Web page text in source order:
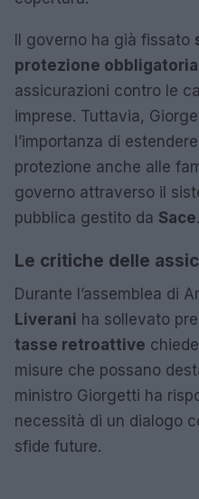
Il governo ha già fissato
protezione obbligatoria
assicurazioni contro le
imprese. Tuttavia,
l’importanza di
protezione anche alle
governo attraverso il
pubblica gestito da Sace.
Le critiche delle
Durante l’assemblea di
Liverani ha sollevato
tasse retroattive
misure che possano
ministro Giorgetti ha
necessità di un dialogo
sfide future.